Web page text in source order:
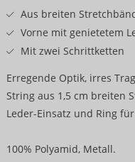
Aus breiten
Vorne mit genietetem
Mit zwei Schrittketten
Erregende Optik, irres
String aus 1,5 cm breiten
Leder-Einsatz und Ring
100% Polyamid, Metall.